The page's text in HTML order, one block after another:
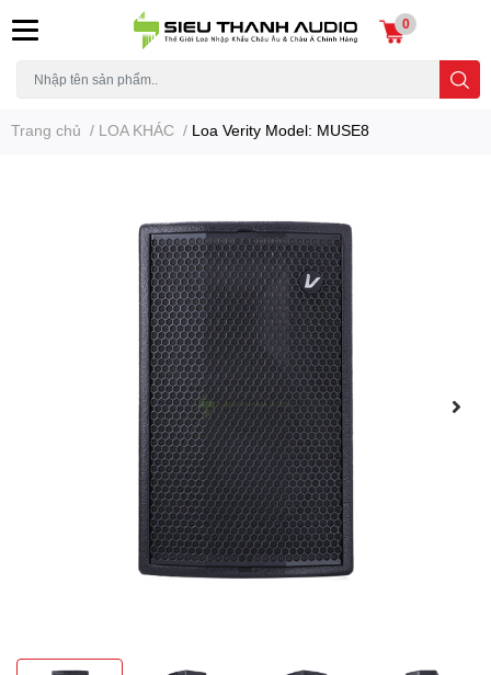
0
Trang chủ / LOA KHÁC / Loa Verity Model: MUSE8